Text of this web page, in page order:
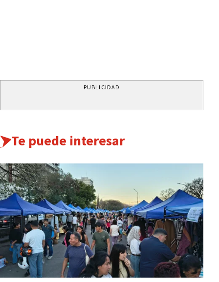
PUBLICIDAD
Te puede interesar